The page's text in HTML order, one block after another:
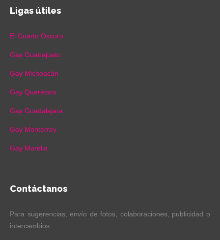
Ligas útiles
El Cuarto Oscuro
Gay Guanajuato
Gay Michoacán
Gay Querétaro
Gay Guadalajara
Gay Monterrey
Gay Morelia
Contáctanos
Para sugerencias, envío de fotos, colaboraciones, publicidad o
intercambios: